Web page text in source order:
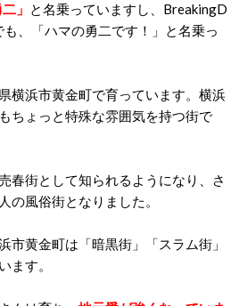
」 と名乗っていますし、BreakingD
、「ハマの勇二です！」と名乗っ
横浜市黄金町で育っています。横浜
ちょっと特殊な雰囲気を持つ街で
春街として知られるようになり、さ
の風俗街となりました。
市黄金町は「暗黒街」「スラム街」
ます。